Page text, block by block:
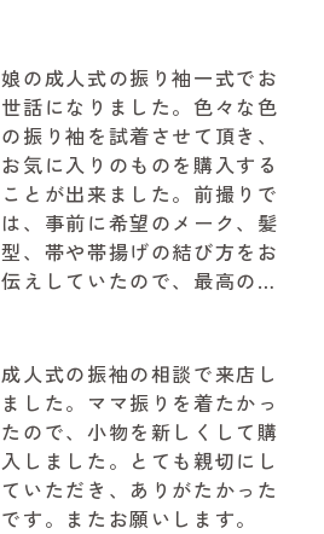
娘の成人式の振り袖一式でお
世話になりました。色々な色
の振り袖を試着させて頂き、
お気に入りのものを購入する
ことが出来ました。前撮りで
は、事前に希望のメーク、髪
型、帯や帯揚げの結び方をお
伝えしていたので、最高の仕
以上の写真が取れて大満足で
した。関わって下さいました
『やまと』のスタッフの皆様
に感謝でいっぱいです!!!有難
うございました
成人式の振袖の相談で来店し
ました。ママ振りを着たかっ
たので、小物を新しくして購
入しました。とても親切にし
ていただき、ありがたかった
です。またお願いします。